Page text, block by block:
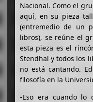
Nacional. Como el
aquí, en su pieza
(entremedio de un
libros), se reúne el
esta pieza es el
Stendhal y todos los
no está cantando.
filosofía en la
-Eso era cuando lo